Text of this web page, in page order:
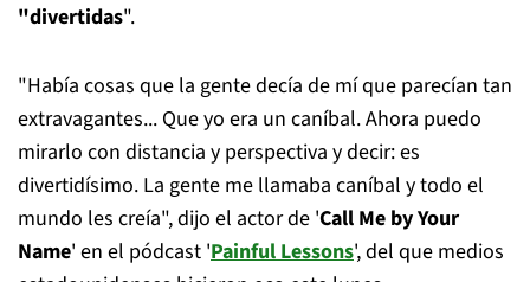
"divertidas".
"Había cosas que la gente decía de mí que parecían tan
extravagantes... Que yo era un caníbal. Ahora puedo
mirarlo con distancia y perspectiva y decir: es
divertidísimo. La gente me llamaba caníbal y todo el
mundo les creía", dijo el actor de 'Call Me by Your
Name' en el pódcast 'Painful Lessons', del que medios